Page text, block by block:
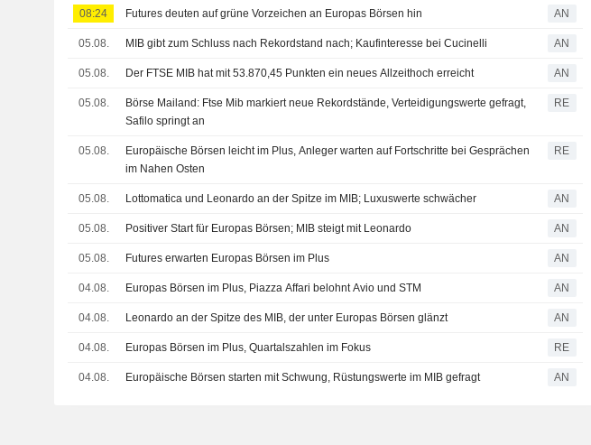
08:24 Futures deuten auf grüne Vorzeichen an Europas Börsen hin AN
05.08. MIB gibt zum Schluss nach Rekordstand nach; Kaufinteresse bei Cucinelli AN
05.08. Der FTSE MIB hat mit 53.870,45 Punkten ein neues Allzeithoch erreicht AN
05.08.
Börse Mailand: Ftse Mib markiert neue Rekordstände, Verteidigungswerte gefragt,
Safilo springt an
RE
05.08.
Europäische Börsen leicht im Plus, Anleger warten auf Fortschritte bei Gesprächen
im Nahen Osten
RE
05.08. Lottomatica und Leonardo an der Spitze im MIB; Luxuswerte schwächer AN
05.08. Positiver Start für Europas Börsen; MIB steigt mit Leonardo AN
05.08. Futures erwarten Europas Börsen im Plus AN
04.08. Europas Börsen im Plus, Piazza Affari belohnt Avio und STM AN
04.08. Leonardo an der Spitze des MIB, der unter Europas Börsen glänzt AN
04.08. Europas Börsen im Plus, Quartalszahlen im Fokus RE
04.08. Europäische Börsen starten mit Schwung, Rüstungswerte im MIB gefragt AN